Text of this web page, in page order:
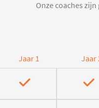
Onze coaches
Jaar 1 Jaar